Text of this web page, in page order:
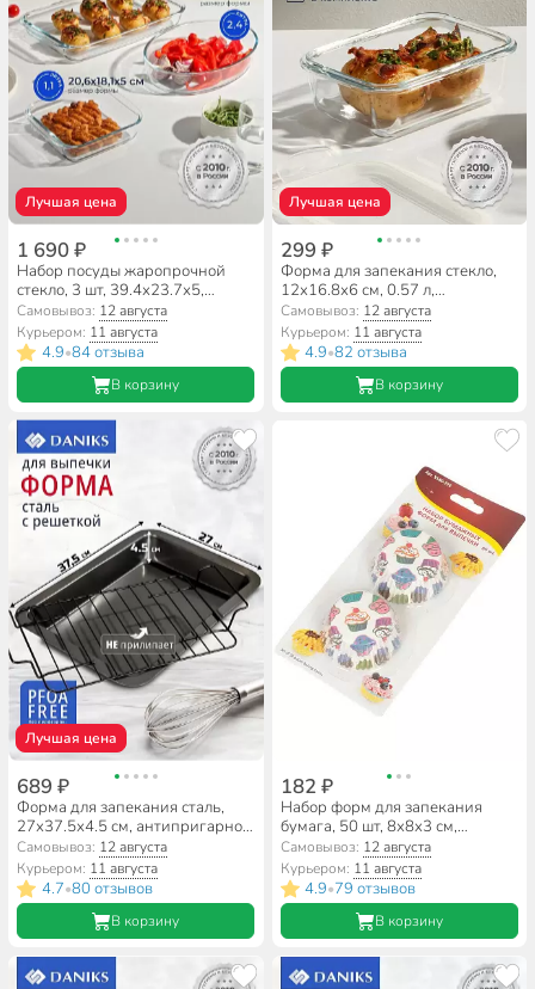
Лучшая цена
1 690 ₽
Набор посуды жаропрочной
стекло, 3 шт, 39.4х23.7х5,
29.8х21.4х6.3, 20.6х18.1х5 см,
2.9, 2.4, 1.1 л, прямоугольный,
Daniks
Самовывоз: 12 августа
Курьером: 11 августа
4.9•84 отзыва
В корзину
Лучшая цена
299 ₽
Форма для запекания стекло,
12х16.8х6 см, 0.57 л,
прямоугольная, с крышкой,
Daniks
Самовывоз: 12 августа
Курьером: 11 августа
4.9•82 отзыва
В корзину
Лучшая цена
689 ₽
Форма для запекания сталь,
27х37.5х4.5 см, антипригарное
покрытие, прямоугольная, с
металлической решеткой,
Daniks, KB19015
Самовывоз: 12 августа
Курьером: 11 августа
4.7•80 отзывов
В корзину
182 ₽
Набор форм для запекания
бумага, 50 шт, 8х8х3 см,
круглый, в ассортименте,
Мультидом, VL80-276
Самовывоз: 12 августа
Курьером: 11 августа
4.9•79 отзывов
В корзину